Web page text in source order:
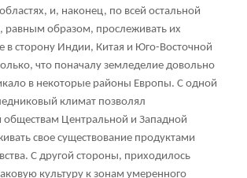
и, наконец, по всей остальной
равным образом, прослеживать их
в сторону Индии, Китая и Юго-Восточной
что поначалу земледелие довольно
в некоторые районы Европы. С одной
климат позволял
обществам Центральной и Западной
свое существование продуктами
С другой стороны, приходилось
культуру к зонам умеренного